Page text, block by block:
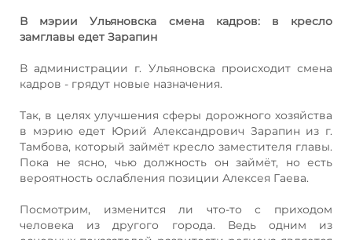
В мэрии Ульяновска смена кадров: в кресло
замглавы едет Зарапин
В администрации г. Ульяновска происходит смена
кадров - грядут новые назначения.
Так, в целях улучшения сферы дорожного хозяйства
в мэрию едет Юрий Александрович Зарапин из г.
Тамбова, который займёт кресло заместителя главы.
Пока не ясно, чью должность он займёт, но есть
вероятность ослабления позиции Алексея Гаева.
Посмотрим, изменится ли что-то с приходом
человека из другого города. Ведь одним из